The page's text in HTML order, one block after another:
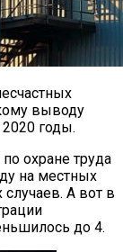
выводу
годы.
охране труда
на местных
А вот в
до 4.